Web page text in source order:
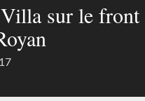
sur le front